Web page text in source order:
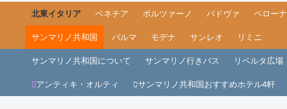
北東イタリア ベネチア ボルツァーノ パドヴァ ベローナ
サンマリノ共和国 パルマ モデナ サンレオ リミニ
サンマリノ共和国について サンマリノ行きバス リベルタ広場
アンティキ・オルティ サンマリノ共和国おすすめホテル4軒